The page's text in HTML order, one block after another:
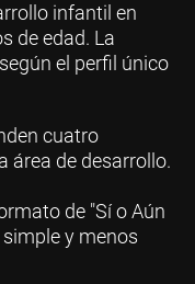
infantil en
de edad. La
el perfil único
cuatro
área de desarrollo.
de "Sí o Aún
y menos